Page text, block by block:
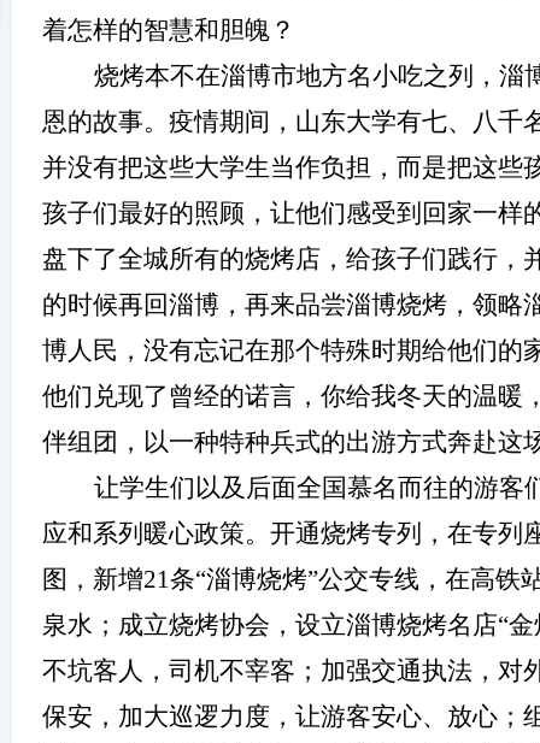
着怎样的智慧和胆魄？
烧烤本不在淄博市地方名小吃之列，淄
恩的故事。疫情期间，山东大学有七、八千
并没有把这些大学生当作负担，而是把这些
孩子们最好的照顾，让他们感受到回家一样
盘下了全城所有的烧烤店，给孩子们践行，
的时候再回淄博，再来品尝淄博烧烤，领略
博人民，没有忘记在那个特殊时期给他们的
他们兑现了曾经的诺言，你给我冬天的温暖
伴组团，以一种特种兵式的出游方式奔赴这
让学生们以及后面全国慕名而往的游客
应和系列暖心政策。开通烧烤专列，在专列
图，新增21条“淄博烧烤”公交专线，在高铁
泉水；成立烧烤协会，设立淄博烧烤名店“
不坑客人，司机不宰客；加强交通执法，对
保安，加大巡逻力度，让游客安心、放心；